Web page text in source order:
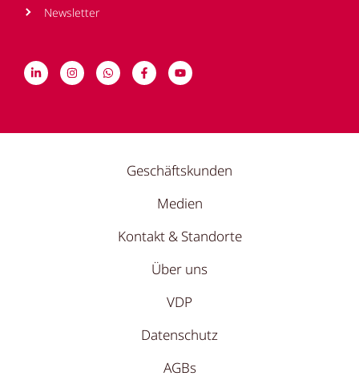
Newsletter
Geschäftskunden
Medien
Kontakt & Standorte
Über uns
VDP
Datenschutz
AGBs